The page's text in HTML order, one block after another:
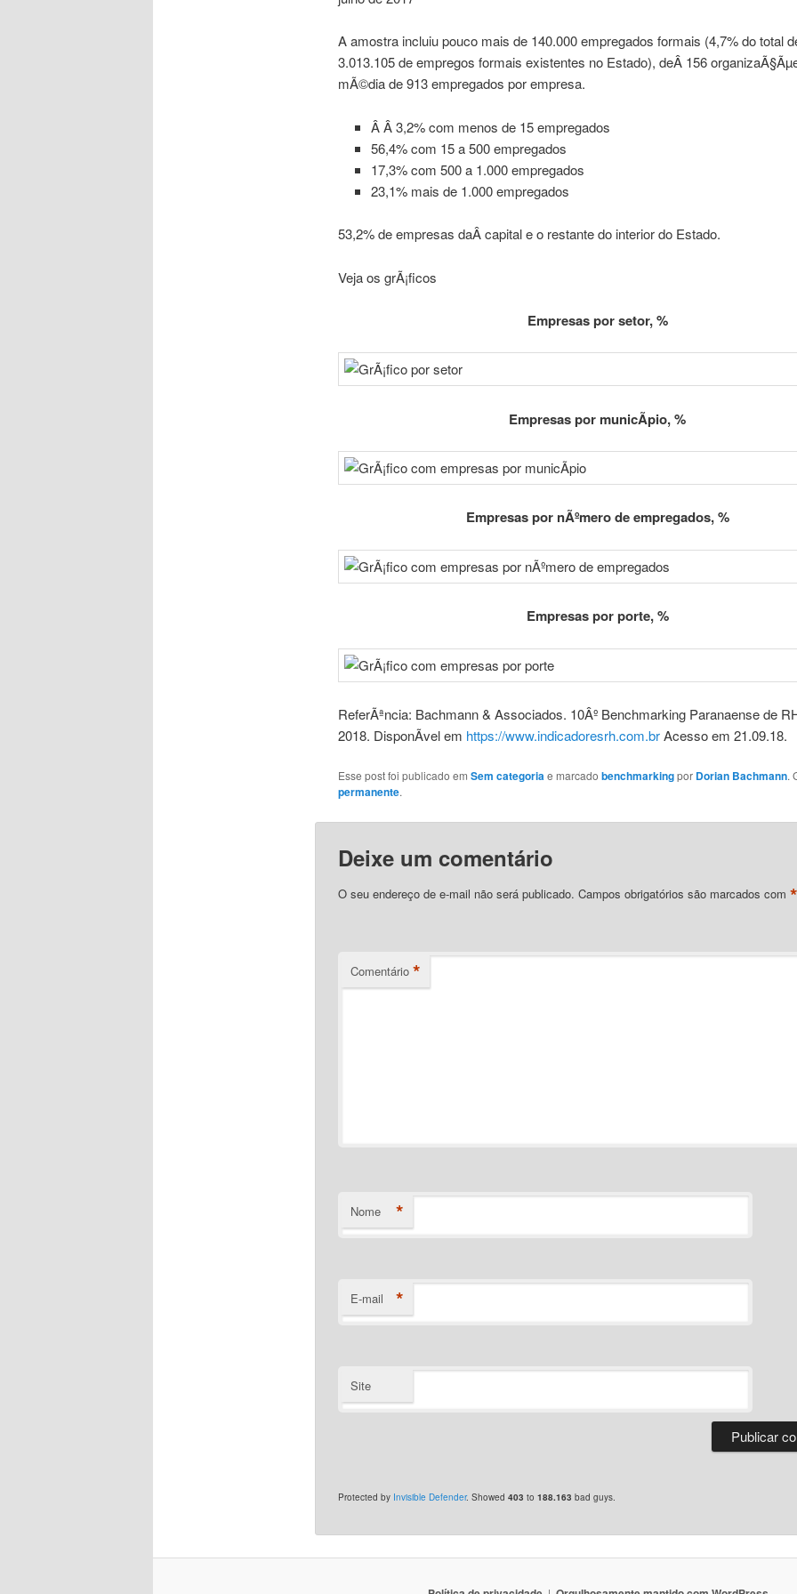
A amostra incluiu pouco mais de 140.000 empregados formais (4,7% do total
3.013.105 de empregos formais existentes no Estado), deÂ 156
mÃ©dia de 913 empregados por empresa.
Â Â 3,2% com menos de 15 empregados
56,4% com 15 a 500 empregados
17,3% com 500 a 1.000 empregados
23,1% mais de 1.000 empregados
53,2% de empresas daÂ capital e o restante do interior do Estado.
Veja os grÃ¡ficos
Empresas por setor, %
Empresas por municÃ­pio, %
Empresas por nÃºmero de empregados, %
Empresas por porte, %
ReferÃªncia: Bachmann & Associados. 10Âº Benchmarking Paranaense de
2018. DisponÃ­vel em https://www.indicadoresrh.com.brAcesso em 21.09.18.
Esse post foi publicado em Sem categoriae marcado benchmarkingpor Dorian Bachmann.
permanente.
Deixe um comentário
O seu endereço de e-mail não será publicado. Campos obrigatórios são marcados com *
Comentário *
Nome *
E-mail *
Site
Protected by Invisible Defender. Showed 403 to 188.163 bad guys.